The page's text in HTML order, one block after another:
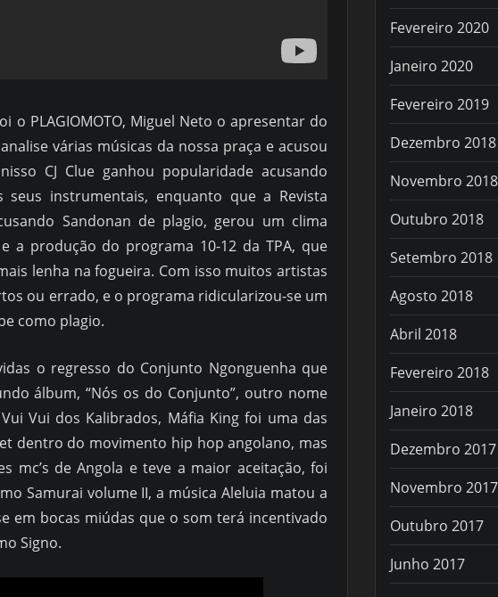
o PLAGIOMOTO, Miguel Neto o apresentar do
várias músicas da nossa praça e acusou
CJ Clue ganhou popularidade acusando
instrumentais, enquanto que a Revista
Sandonan de plagio, gerou um clima
a produção do programa 10-12 da TPA, que
lenha na fogueira. Com isso muitos artistas
ou errado, e o programa ridicularizou-se um
como plagio.
o regresso do Conjunto Ngonguenha que
álbum, “Nós os do Conjunto”, outro nome
Vui dos Kalibrados, Máfia King foi uma das
dentro do movimento hip hop angolano, mas
mc’s de Angola e teve a maior aceitação, foi
Samurai volume II, a música Aleluia matou a
em bocas miúdas que o som terá incentivado
Signo.
Fevereiro 2020
Janeiro 2020
Fevereiro 2019
Dezembro 2018
Novembro 2018
Outubro 2018
Setembro 2018
Agosto 2018
Abril 2018
Fevereiro 2018
Janeiro 2018
Dezembro 2017
Novembro 2017
Outubro 2017
Junho 2017